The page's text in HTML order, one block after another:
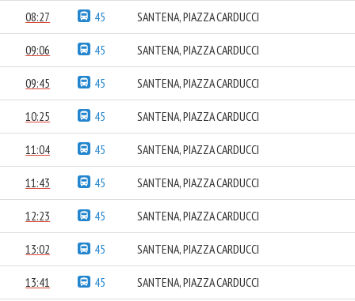
08:27 45 SANTENA, PIAZZA CARDUCCI
09:06 45 SANTENA, PIAZZA CARDUCCI
09:45 45 SANTENA, PIAZZA CARDUCCI
10:25 45 SANTENA, PIAZZA CARDUCCI
11:04 45 SANTENA, PIAZZA CARDUCCI
11:43 45 SANTENA, PIAZZA CARDUCCI
12:23 45 SANTENA, PIAZZA CARDUCCI
13:02 45 SANTENA, PIAZZA CARDUCCI
13:41 45 SANTENA, PIAZZA CARDUCCI